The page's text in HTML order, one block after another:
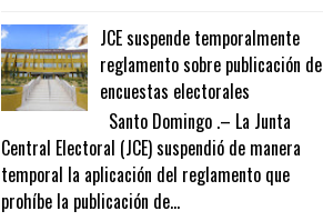
JCE suspende temporalmente
reglamento sobre publicación de
encuestas electorales
Santo Domingo .– La Junta
Central Electoral (JCE) suspendió de manera
temporal la aplicación del reglamento que
prohíbe la publicación de...